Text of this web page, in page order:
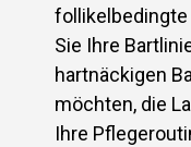
follikelbedingte
Sie Ihre
hartnäckigen
möchten, die
Ihre